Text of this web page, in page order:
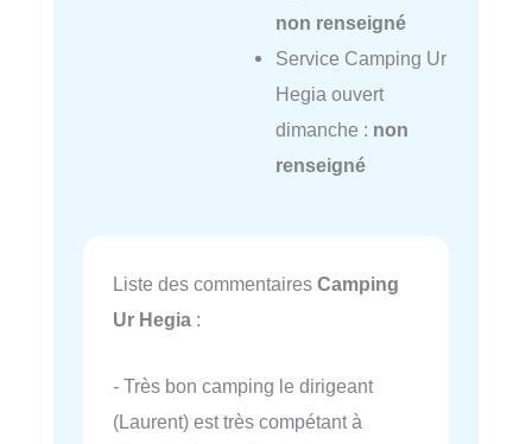
non renseigné
Service Camping Ur
Hegia ouvert
dimanche : non
renseigné
Liste des commentaires Camping
Ur Hegia :
- Très bon camping le dirigeant
(Laurent) est très compétant à